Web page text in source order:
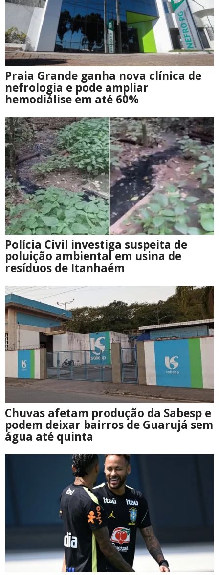
Praia Grande ganha nova clínica de
nefrologia e pode ampliar
hemodiálise em até 60%
Polícia Civil investiga suspeita de
poluição ambiental em usina de
resíduos de Itanhaém
Chuvas afetam produção da Sabesp e
podem deixar bairros de Guarujá sem
água até quinta